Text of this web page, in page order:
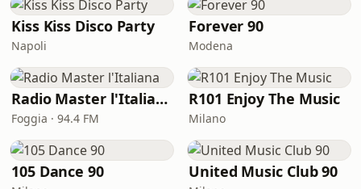
Kiss Kiss Disco Party
Napoli
Forever 90
Modena
Radio Master l'Italiana
Foggia · 94.4 FM
R101 Enjoy The Music
Milano
105 Dance 90 United Music Club 90